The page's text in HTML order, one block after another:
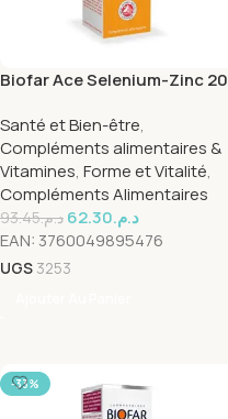
Biofar Ace Selenium-Zinc 20
Santé et Bien-être,
Compléments alimentaires &
Vitamines, Forme et Vitalité,
Compléments Alimentaires
د.م.93.45 د.م.62.30
EAN: 3760049895476
UGS 3253
-33%